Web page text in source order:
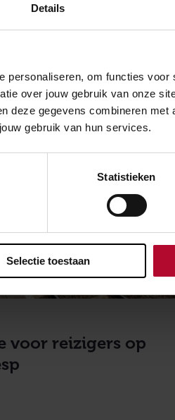
Details
personaliseren, om functies voor
over jouw gebruik van onze
deze gegevens combineren met
gebruik van hun services.
Statistieken
Selectie toestaan
nieuws
voor reizigers op